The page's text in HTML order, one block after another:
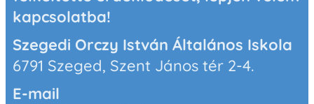
kapcsolatba!
Szegedi Orczy István Általános Iskola
6791 Szeged, Szent János tér 2-4.
E-mail